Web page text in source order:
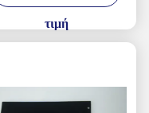
τιμή